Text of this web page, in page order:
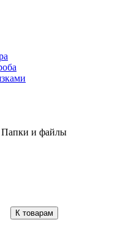
Папки и файлы
К товарам